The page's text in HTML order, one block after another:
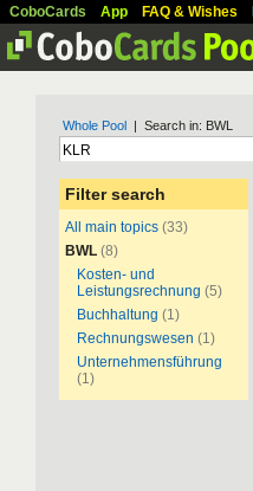
CoboCards App FAQ & Wishes
Whole Pool | Search in: BWL
Filter search
All main topics (33)
BWL (8)
Kosten- und
Leistungsrechnung (5)
Buchhaltung (1)
Rechnungswesen (1)
Unternehmensführung
(1)